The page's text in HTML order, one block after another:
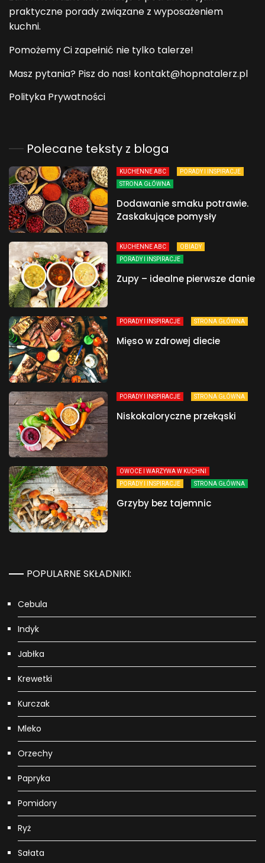
praktyczne porady związane z wyposażeniem
kuchni.
Pomożemy Ci zapełnić nie tylko talerze!
Masz pytania? Pisz do nas! kontakt@hopnatalerz.pl
Polityka Prywatności
Polecane teksty z bloga
KUCHENNE ABC
PORADY I INSPIRACJE
STRONA GŁÓWNA
Dodawanie smaku potrawie.
Zaskakujące pomysły
KUCHENNE ABC
OBIADY
PORADY I INSPIRACJE
Zupy – idealne pierwsze danie
PORADY I INSPIRACJE STRONA GŁÓWNA
Mięso w zdrowej diecie
PORADY I INSPIRACJE STRONA GŁÓWNA
Niskokaloryczne przekąski
OWOCE I WARZYWA W KUCHNI
PORADY I INSPIRACJE
STRONA GŁÓWNA
Grzyby bez tajemnic
POPULARNE SKŁADNIKI:
Cebula
Indyk
Jabłka
Krewetki
Kurczak
Mleko
Orzechy
Papryka
Pomidory
Ryż
Sałata